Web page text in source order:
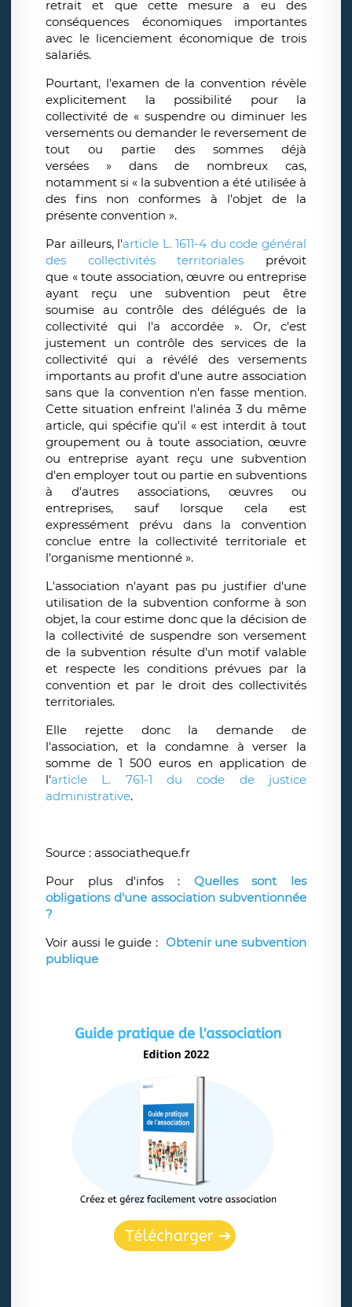
retrait et que cette mesure a eu des
conséquences économiques importantes
avec le licenciement économique de trois
salariés.
Pourtant, l'examen de la convention révèle
explicitement la possibilité pour la
collectivité de « suspendre ou diminuer les
versements ou demander le reversement de
tout ou partie des sommes déjà
versées » dans de nombreux cas,
notamment si « la subvention a été utilisée à
des fins non conformes à l'objet de la
présente convention ».
Par ailleurs, l'article L. 1611-4 du code général
des collectivités territoriales prévoit
que « toute association, œuvre ou entreprise
ayant reçu une subvention peut être
soumise au contrôle des délégués de la
collectivité qui l'a accordée ». Or, c'est
justement un contrôle des services de la
collectivité qui a révélé des versements
importants au profit d'une autre association
sans que la convention n'en fasse mention.
Cette situation enfreint l'alinéa 3 du même
article, qui spécifie qu'il « est interdit à tout
groupement ou à toute association, œuvre
ou entreprise ayant reçu une subvention
d'en employer tout ou partie en subventions
à d'autres associations, œuvres ou
entreprises, sauf lorsque cela est
expressément prévu dans la convention
conclue entre la collectivité territoriale et
l'organisme mentionné ».
L'association n'ayant pas pu justifier d'une
utilisation de la subvention conforme à son
objet, la cour estime donc que la décision de
la collectivité de suspendre son versement
de la subvention résulte d'un motif valable
et respecte les conditions prévues par la
convention et par le droit des collectivités
territoriales.
Elle rejette donc la demande de
l'association, et la condamne à verser la
somme de 1 500 euros en application de
l'article L. 761-1 du code de justice
administrative.
Source : associatheque.fr
Pour plus d'infos : Quelles sont les
obligations d'une association subventionnée
?
Voir aussi le guide : Obtenir une subvention
publique